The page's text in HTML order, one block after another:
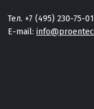
Тел. +7 (495) 230-75-01
E-mail: